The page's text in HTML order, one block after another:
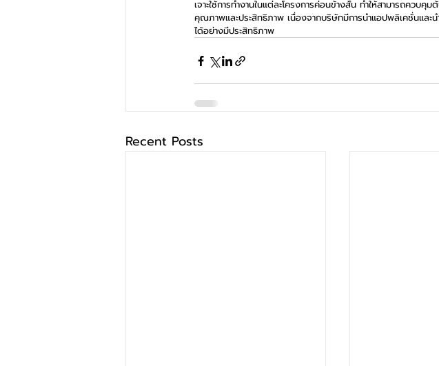
เจาะใช้การทำงานในแต่ละโครงการค่อนข้างสั้น ทำให้สามารถคว
คุณภาพและประสิทธิภาพ เนื่องจากบริษัทมีการนำแอปพลิเคชั่นและน
ได้อย่างมีประสิทธิภาพ
Recent Posts